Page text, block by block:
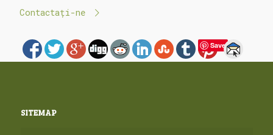
Contactați-ne
Save
SITEMAP